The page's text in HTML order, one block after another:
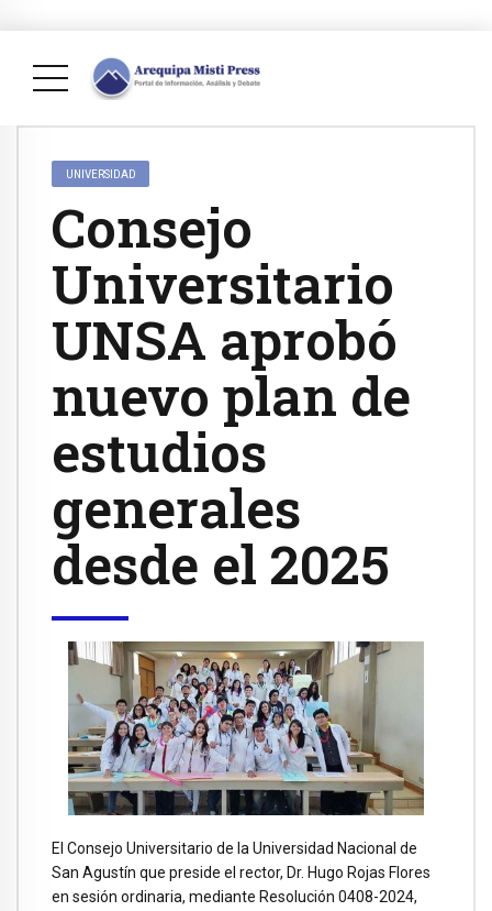
UNIVERSIDAD
Consejo
Universitario
UNSA aprobó
nuevo plan de
estudios
generales
desde el 2025
El Consejo Universitario de la Universidad Nacional de
San Agustín que preside el rector, Dr. Hugo Rojas Flores
en sesión ordinaria, mediante Resolución 0408-2024,